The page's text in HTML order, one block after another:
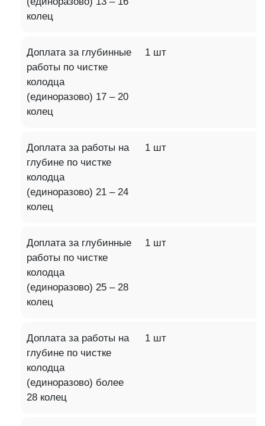
колец
Доплата за глубинные
работы по чистке
колодца
(единоразово) 17 – 20
колец
1 шт
Доплата за работы на
глубине по чистке
колодца
(единоразово) 21 – 24
колец
1 шт
Доплата за глубинные
работы по чистке
колодца
(единоразово) 25 – 28
колец
1 шт
Доплата за работы на
глубине по чистке
колодца
(единоразово) более
28 колец
1 шт